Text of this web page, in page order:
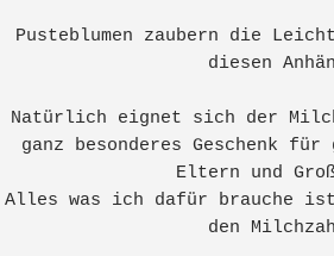
Pusteblumen zaubern die
diesen
Natürlich eignet sich der
ganz besonderes Geschenk
Eltern und
Alles was ich dafür brauche
den